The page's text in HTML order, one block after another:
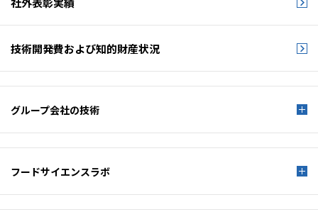
技術開発費および知的財産状況
グループ会社の技術
フードサイエンスラボ